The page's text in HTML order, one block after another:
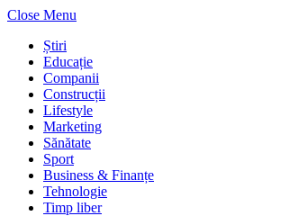
Close Menu
Știri
Educație
Companii
Construcții
Lifestyle
Marketing
Sănătate
Sport
Business & Finanțe
Tehnologie
Timp liber